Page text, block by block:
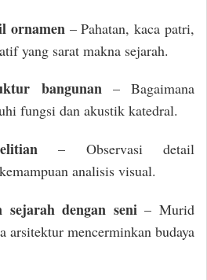
ornamen – Pahatan, kaca patri,
yang sarat makna sejarah.
bangunan– Bagaimana
fungsi dan akustik katedral.
– Observasi detail
analisis visual.
sejarah dengan seni – Murid
arsitektur mencerminkan budaya